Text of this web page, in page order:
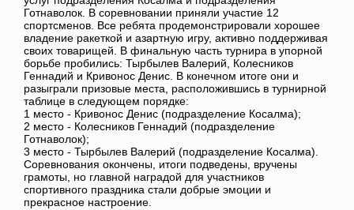
Готнаволок. В соревновании приняли участие 12
спортсменов. Все ребята продемонстрировали хорошее
владение ракеткой и азартную игру, активно поддерживая
своих товарищей. В финальную часть турнира в упорной
борьбе пробились: Тырбылев Валерий, Колесников
Геннадий и Кривонос Денис. В конечном итоге они и
разыграли призовые места, расположившись в турнирной
таблице в следующем порядке:
1 место - Кривонос Денис (подразделение Косалма);
2 место - Колесников Геннадий (подразделение
Готнаволок);
3 место - Тырбылев Валерий (подразделение Косалма).
Соревнования окончены, итоги подведены, вручены
грамоты, но главной наградой для участников
спортивного праздника стали добрые эмоции и
прекрасное настроение.